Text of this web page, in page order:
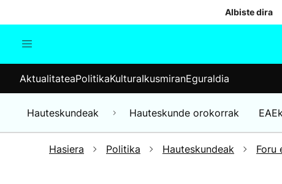
Albiste dira
Munduko albisteak
Hauteskundeak
AktualitateaPolitikaKulturaIkusmiranEguraldia
Hauteskundeak Hauteskunde orokorrak
Hasiera Politika Hauteskundeak Foru